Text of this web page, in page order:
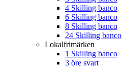
4 Skilling banco
6 Skilling banco
8 Skilling banco
24 Skilling banco
Lokalfrimärken
1 Skilling banco
3 öre svart